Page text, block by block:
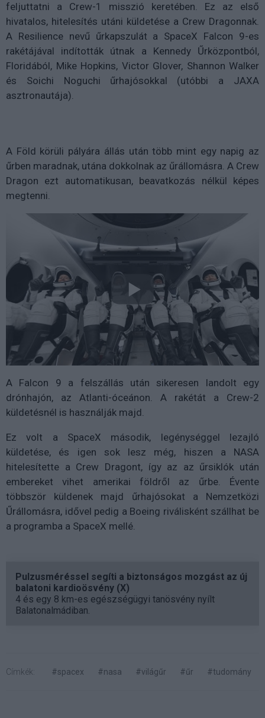
feljuttatni a Crew-1 misszió keretében. Ez az első
hivatalos, hitelesítés utáni küldetése a Crew Dragonnak.
A Resilience nevű űrkapszulát a SpaceX Falcon 9-es
rakétájával indították útnak a Kennedy Űrközpontból,
Floridából, Mike Hopkins, Victor Glover, Shannon Walker
és Soichi Noguchi űrhajósokkal (utóbbi a JAXA
asztronautája).
A Föld körüli pályára állás után több mint egy napig az
űrben maradnak, utána dokkolnak az űrállomásra. A Crew
Dragon ezt automatikusan, beavatkozás nélkül képes
megtenni.
A Falcon 9 a felszállás után sikeresen landolt egy
drónhajón, az Atlanti-óceánon. A rakétát a Crew-2
küldetésnél is használják majd.
Ez volt a SpaceX második, legénységgel lezajló
küldetése, és igen sok lesz még, hiszen a NASA
hitelesítette a Crew Dragont, így az az űrsiklók után
embereket vihet amerikai földről az űrbe. Évente
többször küldenek majd űrhajósokat a Nemzetközi
Űrállomásra, idővel pedig a Boeing riválisként szállhat be
a programba a SpaceX mellé.
Pulzusméréssel segíti a biztonságos mozgást az új
balatoni kardioösvény (X)
4 és egy 8 km-es egészségügyi tanösvény nyílt
Balatonalmádiban.
Címkék: #spacex #nasa #világűr #űr #tudomány